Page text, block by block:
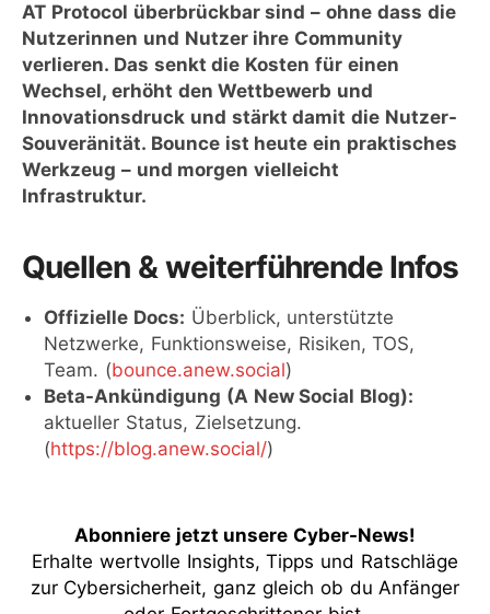
AT Protocol überbrückbar sind – ohne dass die
Nutzerinnen und Nutzer ihre Community
verlieren. Das senkt die Kosten für einen
Wechsel, erhöht den Wettbewerb und
Innovationsdruck und stärkt damit die Nutzer-
Souveränität. Bounce ist heute ein praktisches
Werkzeug – und morgen vielleicht
Infrastruktur.
Quellen & weiterführende Infos
Offizielle Docs: Überblick, unterstützte
Netzwerke, Funktionsweise, Risiken, TOS,
Team. (bounce.anew.social)
Beta-Ankündigung (A New Social Blog):
aktueller Status, Zielsetzung.
(https://blog.anew.social/)
Abonniere jetzt unsere Cyber-News!
Erhalte wertvolle Insights, Tipps und Ratschläge
zur Cybersicherheit, ganz gleich ob du Anfänger